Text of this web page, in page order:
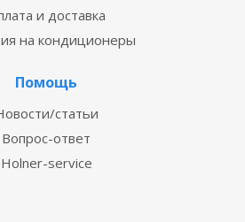
и доставка
на кондиционеры
Помощь
статьи
Вопрос-ответ
Holner-service